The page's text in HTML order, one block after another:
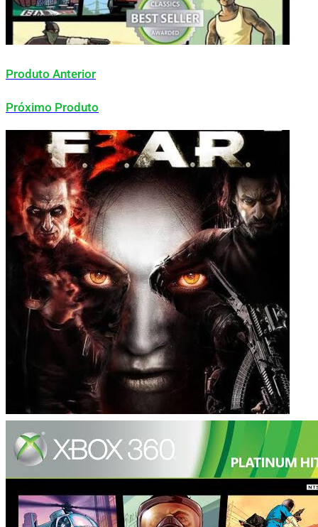
Produto Anterior
Próximo Produto